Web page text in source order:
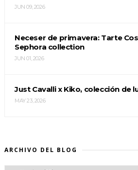
JUN 09, 2026
Neceser de primavera: Tarte
Sephora collection
JUN 01, 2026
Just Cavalli x Kiko, colección de
MAY 23, 2026
ARCHIVO DEL BLOG